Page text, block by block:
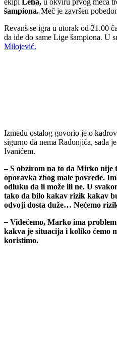
šampiona. Meč je završen
Revanš se igra u utorak od 21.00
da ide do same Lige šampiona. U
Milojević.
Između ostalog govorio je o
sigurno da nema Radonjića, sada
Ivanićem.
– S obzirom na to da Mirko nije
oporavka zbog male povrede.
odluku da li može ili ne. U
tako da bilo kakav rizik kakav
odvoji dosta duže… Nećemo
– Videćemo, Marko ima
kakva je situacija i koliko ćemo
koristimo.